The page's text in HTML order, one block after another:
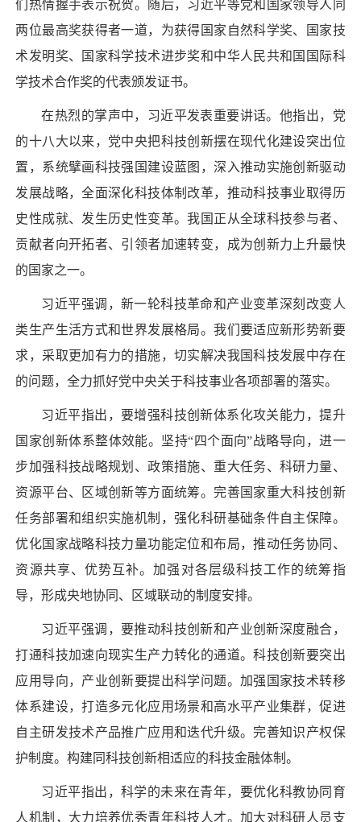
们热情握手表示祝贺。随后，习近平等党和国家领导人同
两位最高奖获得者一道，为获得国家自然科学奖、国家技
术发明奖、国家科学技术进步奖和中华人民共和国国际科
学技术合作奖的代表颁发证书。
在热烈的掌声中，习近平发表重要讲话。他指出，党
的十八大以来，党中央把科技创新摆在现代化建设突出位
置，系统擘画科技强国建设蓝图，深入推动实施创新驱动
发展战略，全面深化科技体制改革，推动科技事业取得历
史性成就、发生历史性变革。我国正从全球科技参与者、
贡献者向开拓者、引领者加速转变，成为创新力上升最快
的国家之一。
习近平强调，新一轮科技革命和产业变革深刻改变人
类生产生活方式和世界发展格局。我们要适应新形势新要
求，采取更加有力的措施，切实解决我国科技发展中存在
的问题，全力抓好党中央关于科技事业各项部署的落实。
习近平指出，要增强科技创新体系化攻关能力，提升
国家创新体系整体效能。坚持“四个面向”战略导向，进一
步加强科技战略规划、政策措施、重大任务、科研力量、
资源平台、区域创新等方面统筹。完善国家重大科技创新
任务部署和组织实施机制，强化科研基础条件自主保障。
优化国家战略科技力量功能定位和布局，推动任务协同、
资源共享、优势互补。加强对各层级科技工作的统筹指
导，形成央地协同、区域联动的制度安排。
习近平强调，要推动科技创新和产业创新深度融合，
打通科技加速向现实生产力转化的通道。科技创新要突出
应用导向，产业创新要提出科学问题。加强国家技术转移
体系建设，打造多元化应用场景和高水平产业集群，促进
自主研发技术产品推广应用和迭代升级。完善知识产权保
护制度。构建同科技创新相适应的科技金融体制。
习近平指出，科学的未来在青年，要优化科教协同育
人机制，大力培养优秀青年科技人才。加大对科研人员支